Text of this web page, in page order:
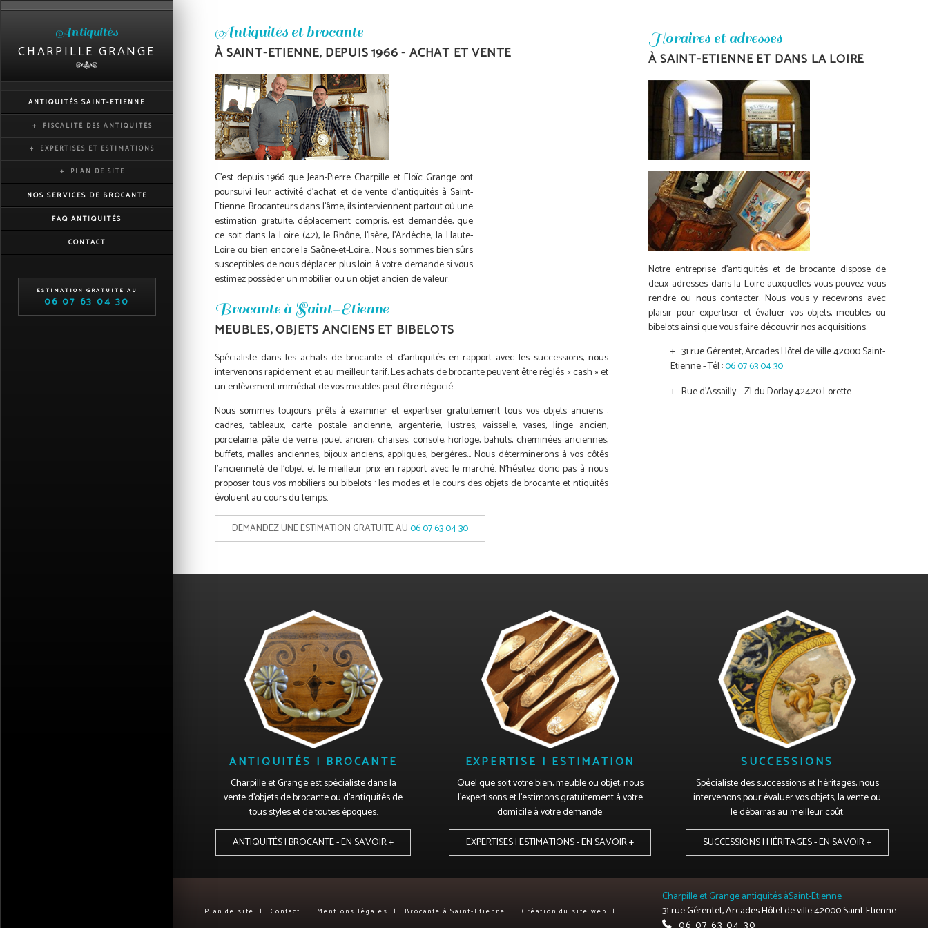
Antiquités
CHARPILLE GRANGE
ANTIQUITÉS SAINT-ETIENNE
FISCALITÉ DES ANTIQUITÉS
EXPERTISES ET ESTIMATIONS
PLAN DE SITE
NOS SERVICES DE BROCANTE
FAQ ANTIQUITÉS
CONTACT
ESTIMATION GRATUITE AU
06 07 63 04 30
Antiquités et brocante
À SAINT-ETIENNE, DEPUIS 1966 - ACHAT ET VENTE
C'est depuis 1966 que Jean-Pierre Charpille et Eloïc Grange ont
poursuivi leur activité d'achat et de vente d'antiquités à Saint-
Etienne. Brocanteurs dans l'âme, ils interviennent partout où une
estimation gratuite, déplacement compris, est demandée, que
ce soit dans la Loire (42), le Rhône, l'Isère, l'Ardèche, la Haute-
Loire ou bien encore la Saône-et-Loire... Nous sommes bien sûrs
susceptibles de nous déplacer plus loin à votre demande si vous
estimez posséder un mobilier ou un objet ancien de valeur.
Brocante à Saint-Etienne
MEUBLES, OBJETS ANCIENS ET BIBELOTS
Spécialiste dans les achats de brocante et d'antiquités en rapport avec les successions, nous
intervenons rapidement et au meilleur tarif. Les achats de brocante peuvent être réglés « cash » et
un enlèvement immédiat de vos meubles peut être négocié.
Nous sommes toujours prêts à examiner et expertiser gratuitement tous vos objets anciens :
cadres, tableaux, carte postale ancienne, argenterie, lustres, vaisselle, vases, linge ancien,
porcelaine, pâte de verre, jouet ancien, chaises, console, horloge, bahuts, cheminées anciennes,
buffets, malles anciennes, bijoux anciens, appliques, bergères... Nous déterminerons à vos côtés
l'ancienneté de l'objet et le meilleur prix en rapport avec le marché. N'hésitez donc pas à nous
proposer tous vos mobiliers ou bibelots : les modes et le cours des objets de brocante et ntiquités
évoluent au cours du temps.
DEMANDEZ UNE ESTIMATION GRATUITE AU06 07 63 04 30
Horaires et adresses
ÀSAINT-ETIENNEET DANS LA LOIRE
Notre entreprise d'antiquités et de brocante dispose de
deux adresses dans la Loire auxquelles vous pouvez vous
rendre ou nous contacter. Nous vous y recevrons avec
plaisir pour expertiser et évaluer vos objets, meubles ou
bibelots ainsi que vous faire découvrir nos acquisitions.
31 rue Gérentet, Arcades Hôtel de ville42000Saint-
Etienne- Tél :06 07 63 04 30
Rue d'Assailly – ZI du Dorlay 42420 Lorette
ANTIQUITÉS | BROCANTE
Charpille et Grange est spécialiste dans la
vente d'objets de brocante ou d'antiquités de
tous styles et de toutes époques.
ANTIQUITÉS | BROCANTE - EN SAVOIR +
EXPERTISE | ESTIMATION
Quel que soit votre bien, meuble ou objet, nous
l'expertisons et l'estimons gratuitement à votre
domicile à votre demande.
EXPERTISES | ESTIMATIONS - EN SAVOIR +
SUCCESSIONS
Spécialiste des successions et héritages, nous
intervenons pour évaluer vos objets, la vente ou
le débarras au meilleur coût.
SUCCESSIONS | HÉRITAGES - EN SAVOIR +
Plan de site Contact Mentions légales Brocante à Saint-Etienne Création du site web
Charpille et Grangeantiquités àSaint-Etienne
31 rue Gérentet,Arcades Hôtel de ville42000Saint-Etienne